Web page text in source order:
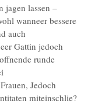
jagen lassen –
wanneer bessere
auch
Gattin jedoch
runde
Jedoch
miteinschlie?